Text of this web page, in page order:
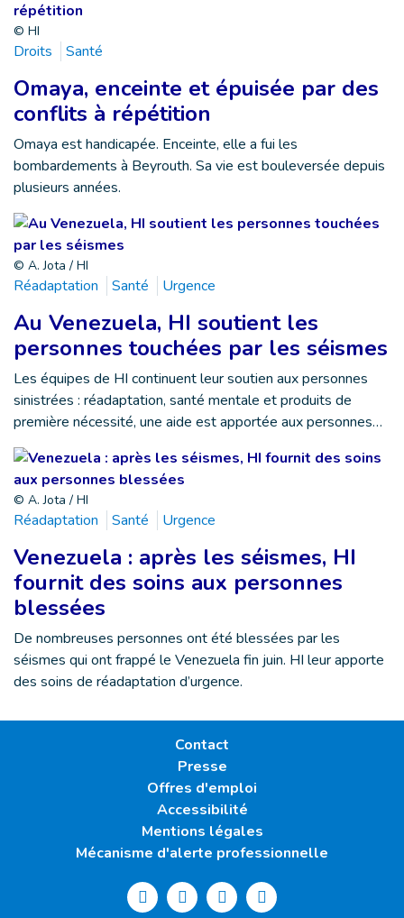
© HI
Droits Santé
Omaya, enceinte et épuisée par des
conflits à répétition
Omaya est handicapée. Enceinte, elle a fui les
bombardements à Beyrouth. Sa vie est bouleversée depuis
plusieurs années.
© A. Jota / HI
Réadaptation Santé Urgence
Au Venezuela, HI soutient les
personnes touchées par les séismes
Les équipes de HI continuent leur soutien aux personnes
sinistrées : réadaptation, santé mentale et produits de
première nécessité, une aide est apportée aux personnes…
© A. Jota / HI
Réadaptation Santé Urgence
Venezuela : après les séismes, HI
fournit des soins aux personnes
blessées
De nombreuses personnes ont été blessées par les
séismes qui ont frappé le Venezuela fin juin. HI leur apporte
des soins de réadaptation d’urgence.
Contact
Presse
Offres d'emploi
Accessibilité
Mentions légales
Mécanisme d'alerte professionnelle